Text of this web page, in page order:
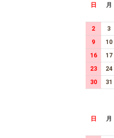
日 月
2
3
9
10
16
17
23
24
30
31
日 月